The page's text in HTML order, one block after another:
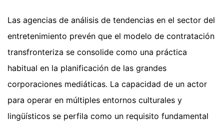
Las agencias de análisis de tendencias en el sector del
entretenimiento prevén que el modelo de contratación
transfronteriza se consolide como una práctica
habitual en la planificación de las grandes
corporaciones mediáticas. La capacidad de un actor
para operar en múltiples entornos culturales y
lingüísticos se perfila como un requisito fundamental